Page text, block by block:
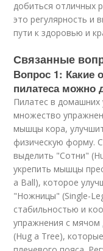
добиться отличных
это регулярность и
пути к здоровью и
Связанные
Вопрос 1: Какие
пилатеса можно
Пилатес в
множество
мышцы кора,
физическую форму.
выделить "Сотни"
укрепить мышцы
a Ball), которое
"Ножницы" (Single-
стабильностью и
упражнения с мячом
(Hug a Tree),